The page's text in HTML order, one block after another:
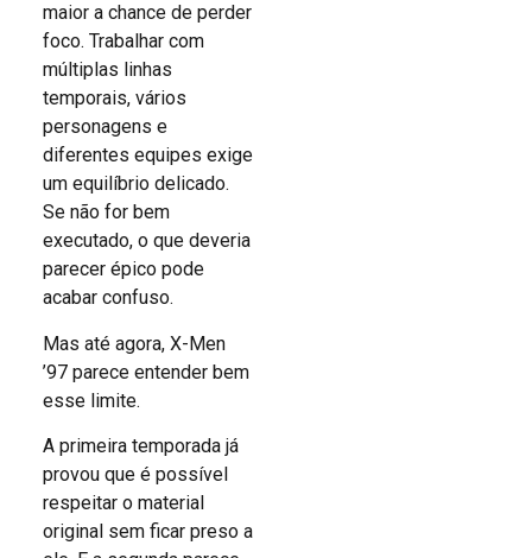
maior a chance de perder
foco. Trabalhar com
múltiplas linhas
temporais, vários
personagens e
diferentes equipes exige
um equilíbrio delicado.
Se não for bem
executado, o que deveria
parecer épico pode
acabar confuso.
Mas até agora, X-Men
’97 parece entender bem
esse limite.
A primeira temporada já
provou que é possível
respeitar o material
original sem ficar preso a